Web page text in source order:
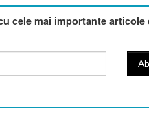
cele mai importante